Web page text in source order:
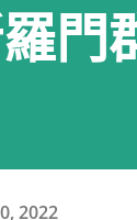
門
2022